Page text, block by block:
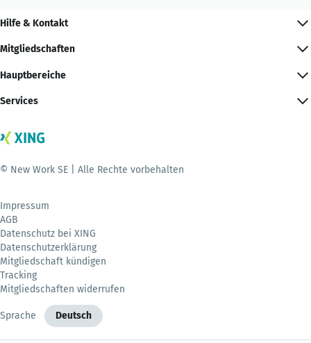
Hilfe & Kontakt
Mitgliedschaften
Hauptbereiche
Services
© New Work SE | Alle Rechte vorbehalten
Impressum
AGB
Datenschutz bei XING
Datenschutzerklärung
Mitgliedschaft kündigen
Tracking
Mitgliedschaften widerrufen
Sprache Deutsch